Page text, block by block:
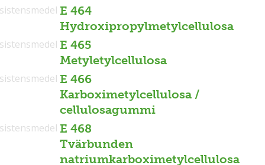
E 464
Hydroxipropylmetylcellulosa
E 465
Metyletylcellulosa
E 466
Karboximetylcellulosa /
cellulosagummi
E 468
Tvärbunden
natriumkarboximetylcellulosa